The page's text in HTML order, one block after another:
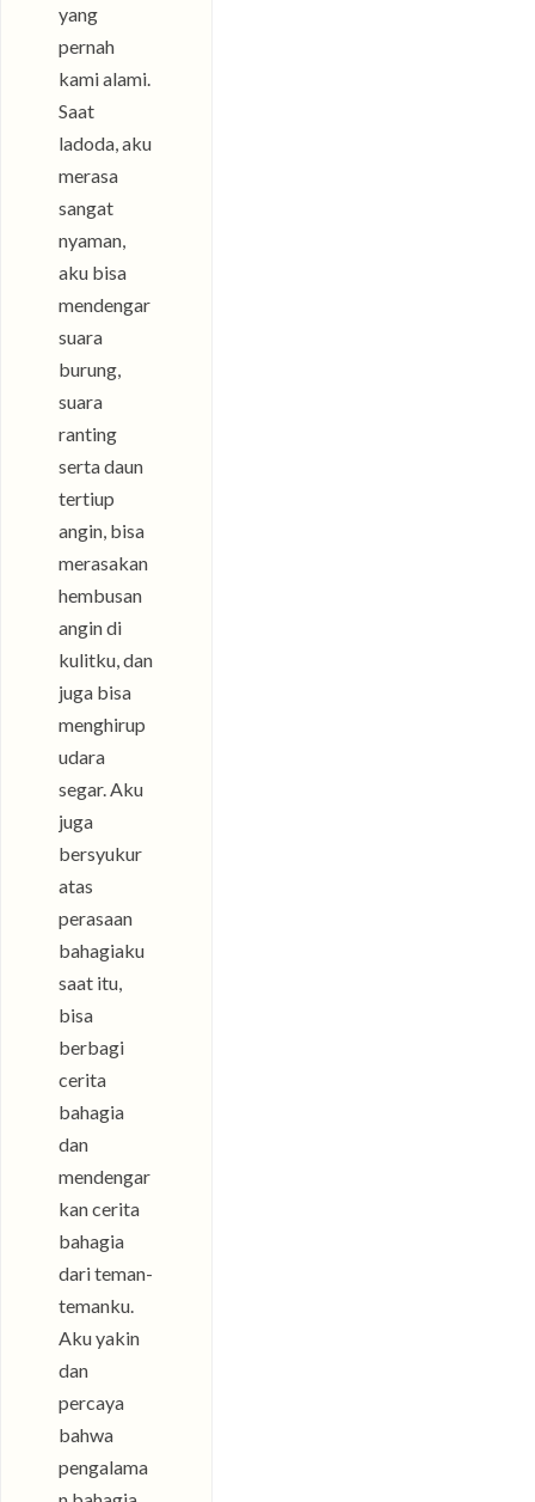
yang
pernah
kami alami.
Saat
ladoda, aku
merasa
sangat
nyaman,
aku bisa
mendengar
suara
burung,
suara
ranting
serta daun
tertiup
angin, bisa
merasakan
hembusan
angin di
kulitku, dan
juga bisa
menghirup
udara
segar. Aku
juga
bersyukur
atas
perasaan
bahagiaku
saat itu,
bisa
berbagi
cerita
bahagia
dan
mendengar
kan cerita
bahagia
dari teman-
temanku.
Aku yakin
dan
percaya
bahwa
pengalama